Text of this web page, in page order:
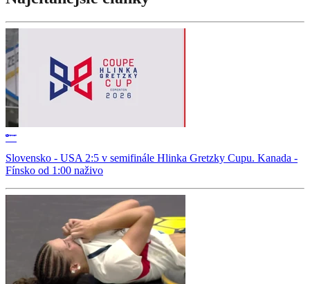
Slovensko - USA 2:5 v semifinále Hlinka Gretzky Cupu. Kanada -
Fínsko od 1:00 naživo